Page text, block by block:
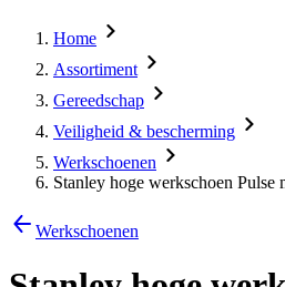
Home
Assortiment
Gereedschap
Veiligheid & bescherming
Werkschoenen
Stanley hoge werkschoen Pulse
Werkschoenen